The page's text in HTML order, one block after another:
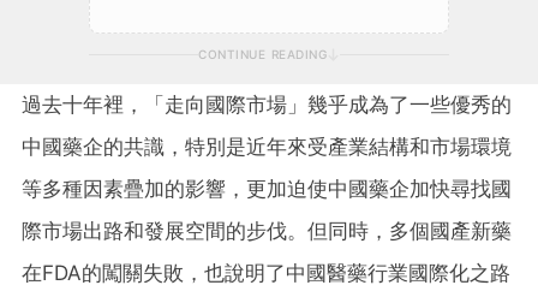
CONTINUE READING
過去十年裡，「走向國際市場」幾乎成為了一些優秀的
中國藥企的共識，特別是近年來受產業結構和市場環境
等多種因素疊加的影響，更加迫使中國藥企加快尋找國
際市場出路和發展空間的步伐。但同時，多個國產新藥
在FDA的闖關失敗，也說明了中國醫藥行業國際化之路